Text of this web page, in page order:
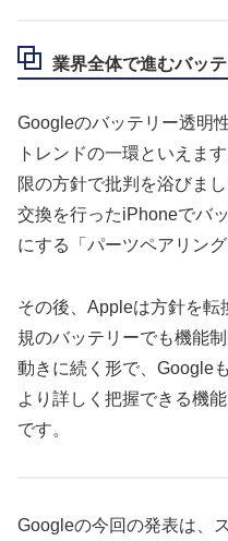
業界全体で進むバッ
Googleのバッテリー透明
トレンドの一環といえま
限の方針で批判を浴びま
交換を行ったiPhoneでバ
にする「パーツペアリン
その後、Appleは方針を転
規のバッテリーでも機能
動きに続く形で、Google
より詳しく把握できる機
です。
Googleの今回の発表は、